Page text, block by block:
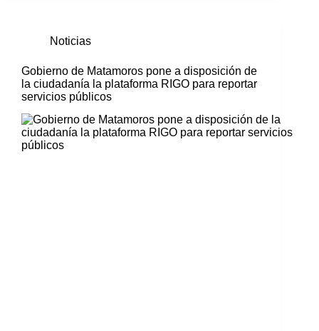
Noticias
Gobierno de Matamoros pone a disposición de
la ciudadanía la plataforma RIGO para reportar
servicios públicos